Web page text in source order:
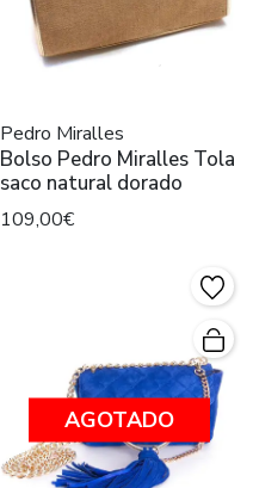
Pedro Miralles
Bolso Pedro Miralles Tola
saco natural dorado
109,00€
AGOTADO